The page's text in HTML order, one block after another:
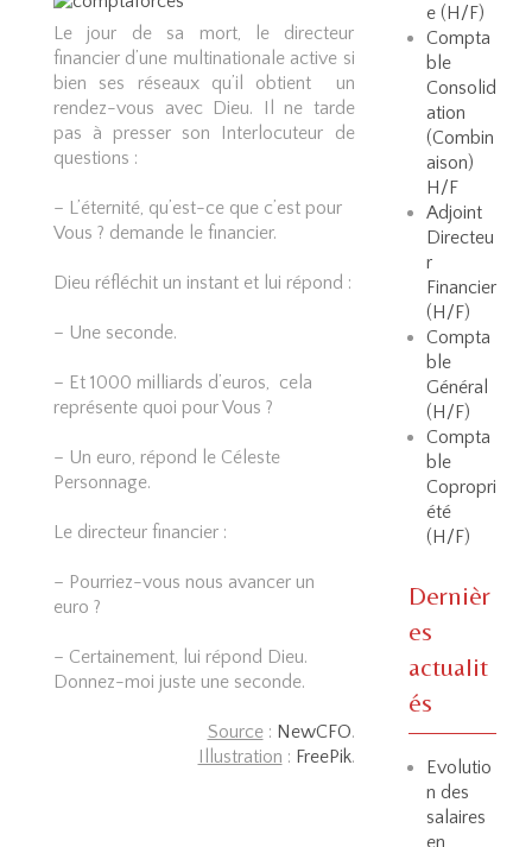
Le jour de sa mort, le directeur
financier d’une multinationale active si
bien ses réseaux qu’il obtient un
rendez-vous avec Dieu. Il ne tarde
pas à presser son Interlocuteur de
questions :
– L’éternité, qu’est-ce que c’est pour
Vous ? demande le financier.
Dieu réfléchit un instant et lui répond :
– Une seconde.
– Et 1000 milliards d’euros, cela
représente quoi pour Vous ?
– Un euro, répond le Céleste
Personnage.
Le directeur financier :
– Pourriez-vous nous avancer un
euro ?
– Certainement, lui répond Dieu.
Donnez-moi juste une seconde.
Source: NewCFO.
Illustration : FreePik.
e (H/F)
Compta
ble
Consolid
ation
(Combin
aison)
H/F
Adjoint
Directeu
r
Financier
(H/F)
Compta
ble
Général
(H/F)
Compta
ble
Copropri
été
(H/F)
Dernièr
es
actualit
és
Evolutio
n des
salaires
en